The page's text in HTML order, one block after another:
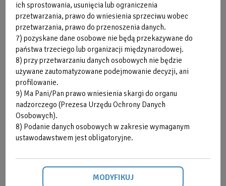
Zgodnie z art. 13 ogólnego rozporządzenia o ochronie
danych osobowych z dnia 27 kwietnia 2016 r. (Dz. Urz. UE L
119 z 04.05.2016) informuję, iż:
1. Administratorem systemu monitoringu jest Kórnickie
Centrum Rekreacji i Sportu OAZA z siedzibą w Kórniku
przy ul. I. Krasickiego 1, 62-035 (dalej KCRiS OAZA).
2. Monitoring stosowany jest w celu ochrony mienia oraz
zapewnienia bezpieczeństwa osób i mienia na terenie
monitorowanym.
3. Przetwarzanie jest niezbędne do ochrony żywotnych
interesów osoby, której dane dotyczą, lub innej osoby
zadania realizowanego w interesie publicznym na
podstawie art. 6 ust. 1 lit. e ogólnego rozporządzenia o
ochronie danych osobowych z dnia 27 kwietnia 2016 r.
ich sprostowania, usunięcia lub ograniczenia
przetwarzania, prawo do wniesienia sprzeciwu wobec
przetwarzania, prawo do przenoszenia danych.
7) pozyskane dane osobowe nie będą przekazywane do
państwa trzeciego lub organizacji międzynarodowej.
8) przy przetwarzaniu danych osobowych nie będzie
używane zautomatyzowane podejmowanie decyzji, ani
profilowanie.
9) Ma Pani/Pan prawo wniesienia skargi do organu
nadzorczego (Prezesa Urzędu Ochrony Danych
Osobowych).
8) Podanie danych osobowych w zakresie wymaganym
ustawodawstwem jest obligatoryjne.
MODYFIKUJ